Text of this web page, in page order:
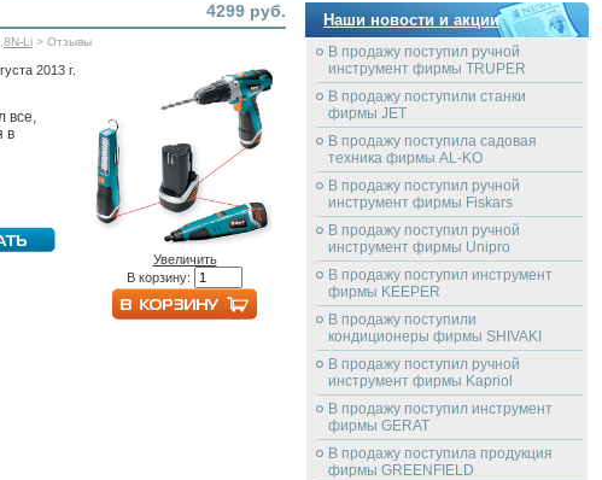
4299 руб.
Li > Отзывы
2013 г.
все,
в
Увеличить
В корзину:
Наши новости и акции
В продажу поступил ручной
инструмент фирмы TRUPER
В продажу поступили станки
фирмы JET
В продажу поступила садовая
техника фирмы AL-KO
В продажу поступил ручной
инструмент фирмы Fiskars
В продажу поступил ручной
инструмент фирмы Unipro
В продажу поступил инструмент
фирмы KEEPER
В продажу поступили
кондиционеры фирмы SHIVAKI
В продажу поступил ручной
инструмент фирмы Kapriol
В продажу поступил инструмент
фирмы GERAT
В продажу поступила продукция
фирмы GREENFIELD